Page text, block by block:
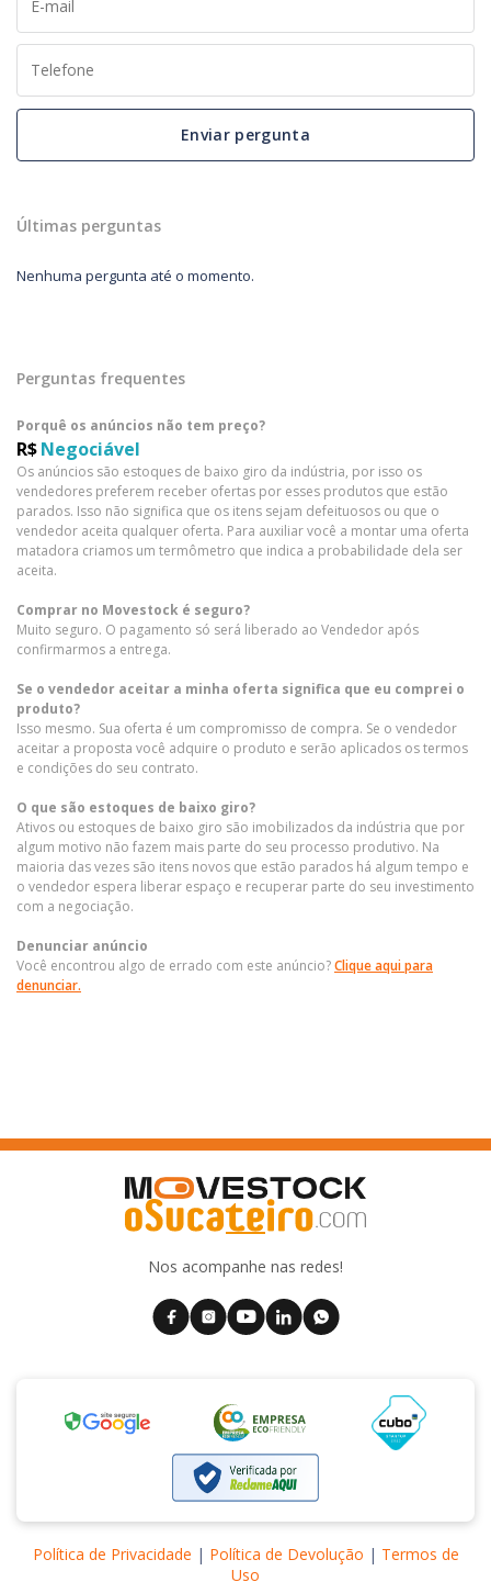
Enviar pergunta
Últimas perguntas
Nenhuma pergunta até o momento.
Perguntas frequentes
Porquê os anúncios não tem preço?
R$Negociável
Os anúncios são estoques de baixo giro da indústria, por isso os
vendedores preferem receber ofertas por esses produtos que estão
parados. Isso não significa que os itens sejam defeituosos ou que o
vendedor aceita qualquer oferta. Para auxiliar você a montar uma oferta
matadora criamos um termômetro que indica a probabilidade dela ser
aceita.
Comprar no Movestock é seguro?
Muito seguro. O pagamento só será liberado ao Vendedor após
confirmarmos a entrega.
Se o vendedor aceitar a minha oferta significa que eu comprei o
produto?
Isso mesmo. Sua oferta é um compromisso de compra. Se o vendedor
aceitar a proposta você adquire o produto e serão aplicados os termos
e condições do seu contrato.
O que são estoques de baixo giro?
Ativos ou estoques de baixo giro são imobilizados da indústria que por
algum motivo não fazem mais parte do seu processo produtivo. Na
maioria das vezes são itens novos que estão parados há algum tempo e
o vendedor espera liberar espaço e recuperar parte do seu investimento
com a negociação.
Denunciar anúncio
Você encontrou algo de errado com este anúncio?Clique aqui para
denunciar.
Nos acompanhe nas redes!
Política de Privacidade | Política de Devolução | Termos de
Uso